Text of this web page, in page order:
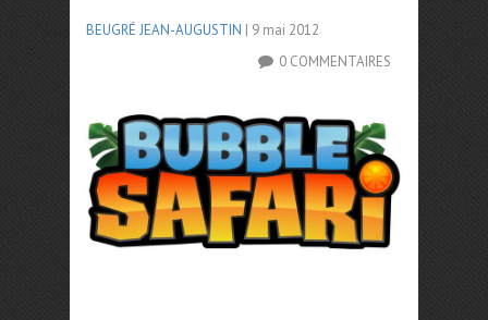
BEUGRÉ JEAN-AUGUSTIN | 9 mai 2012
0 COMMENTAIRES